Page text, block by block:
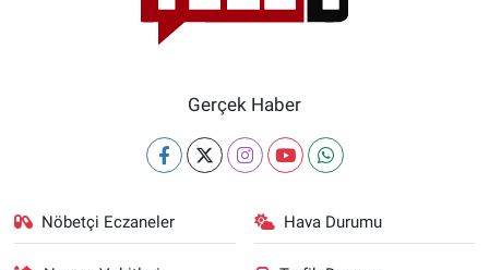
Gerçek Haber
Nöbetçi Eczaneler Hava Durumu